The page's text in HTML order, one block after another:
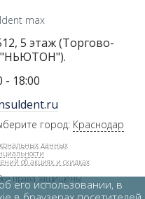
5 этаж (Торгово-
"НЬЮТОН").
- 18:00
город: Краснодар
данных
об акциях и скидках
права защищены
его использовании, в